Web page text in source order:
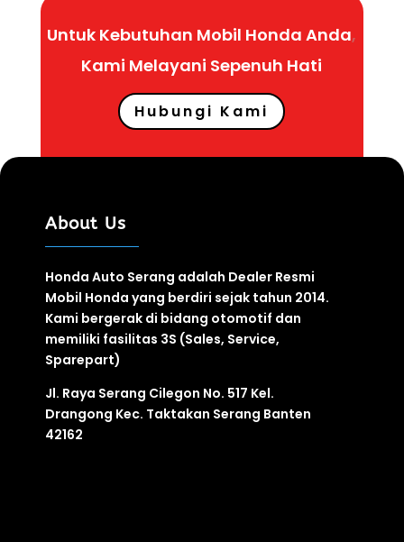
Untuk Kebutuhan Mobil Honda Anda,
Kami Melayani Sepenuh Hati
Hubungi Kami
About Us
Honda Auto Serang adalah Dealer Resmi
Mobil Honda yang berdiri sejak tahun 2014.
Kami bergerak di bidang otomotif dan
memiliki fasilitas 3S (Sales, Service,
Sparepart)
Jl. Raya Serang Cilegon No. 517 Kel.
Drangong Kec. Taktakan Serang Banten
42162